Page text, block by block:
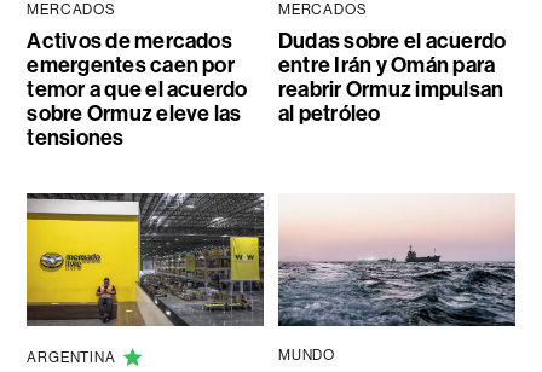
MERCADOS
Activos de mercados
emergentes caen por
temor a que el acuerdo
sobre Ormuz eleve las
tensiones
MERCADOS
Dudas sobre el acuerdo
entre Irán y Omán para
reabrir Ormuz impulsan
al petróleo
ARGENTINA MUNDO